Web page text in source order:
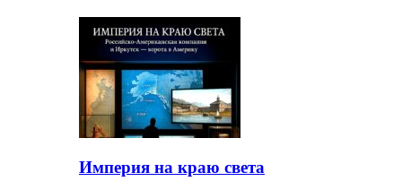
Империя на краю света